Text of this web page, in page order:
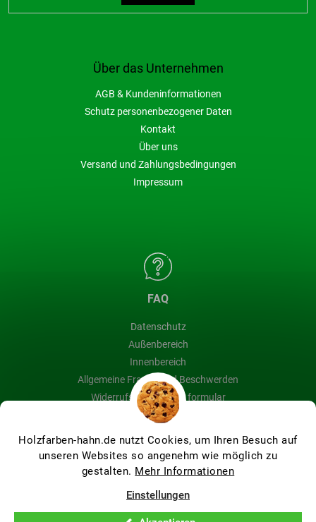
Holzfarben-hahn.de nutzt Cookies, um Ihren Besuch auf
unseren Websites so angenehm wie möglich zu
gestalten. Mehr Informationen
Einstellungen
Über das Unternehmen
AGB & Kundeninformationen
Schutz personenbezogener Daten
Kontakt
Über uns
Versand und Zahlungsbedingungen
Impressum
FAQ
Datenschutz
Außenbereich
Innenbereich
Allgemeine Fragen und Beschwerden
Widerrufsbelehrung & formular
Blog